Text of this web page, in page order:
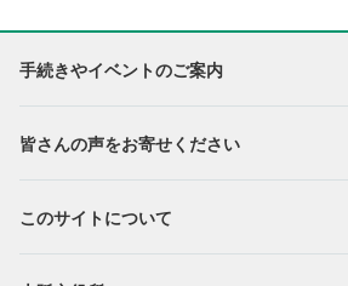
手続きやイベントのご案内
皆さんの声をお寄せください
このサイトについて